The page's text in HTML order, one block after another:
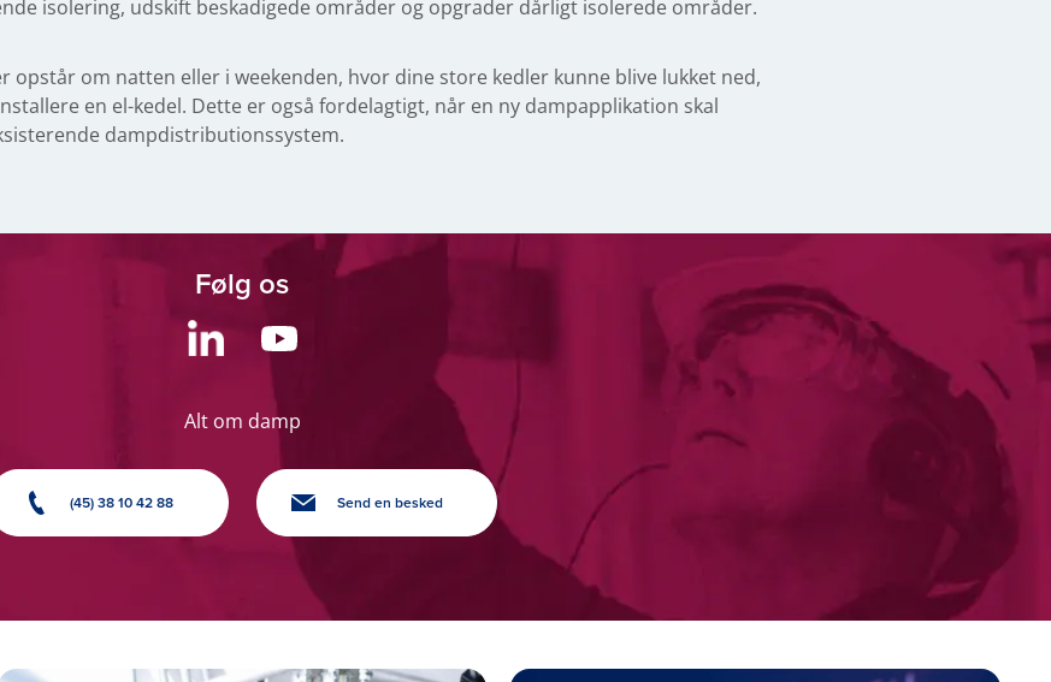
isolering, udskift beskadigede områder og opgrader dårligt isolerede områder.
opstår om natten eller i weekenden, hvor dine store kedler kunne blive lukket ned,
en el-kedel. Dette er også fordelagtigt, når en ny dampapplikation skal
dampdistributionssystem.
Følg os
Alt om damp
(45) 38 10 42 88 Send en besked